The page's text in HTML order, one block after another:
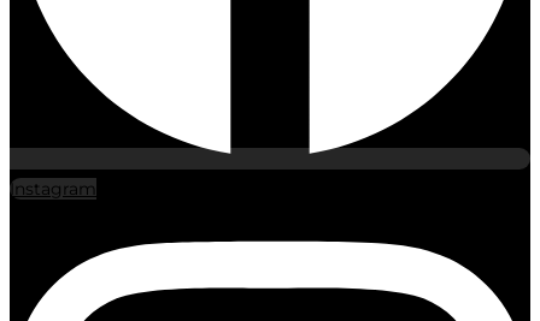
Instagram